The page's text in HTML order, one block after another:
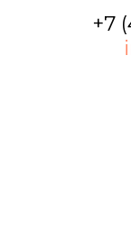
+7